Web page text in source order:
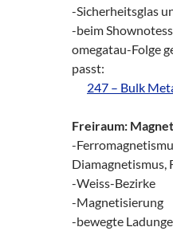
-Sicherheitsglas
-beim
omegatau-Folge
passt:
247 – Bulk
Freiraum:
-
Diamagnetismus,
-Weiss-Bezirke
-Magnetisierung
-bewegte